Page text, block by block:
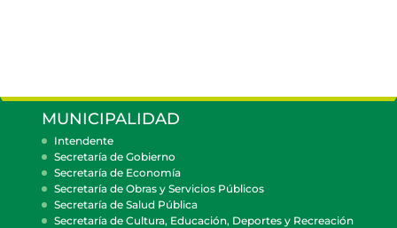
MUNICIPALIDAD
Intendente
Secretaría de Gobierno
Secretaría de Economía
Secretaría de Obras y Servicios Públicos
Secretaría de Salud Pública
Secretaría de Cultura, Educación, Deportes y Recreación